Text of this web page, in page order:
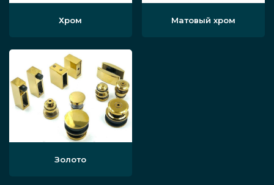
Хром Матовый хром
Золото